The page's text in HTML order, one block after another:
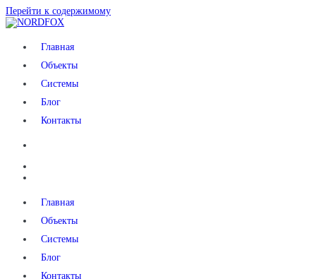
Перейти к содержимому
NORDFOXГлавная
Объекты
Системы
Блог
Контакты
Главная
Объекты
Системы
Блог
Контакты